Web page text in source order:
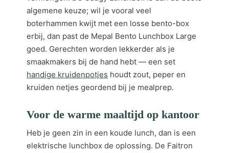
algemene keuze; wil je vooral veel
boterhammen kwijt met een losse bento-box
erbij, dan past de Mepal Bento Lunchbox Large
goed. Gerechten worden lekkerder als je
smaakmakers bij de hand hebt — een set
handige kruidenpotjes houdt zout, peper en
kruiden netjes geordend bij je mealprep.
Voor de warme maaltijd op kantoor
Heb je geen zin in een koude lunch, dan is een
elektrische lunchbox de oplossing. De Faitron